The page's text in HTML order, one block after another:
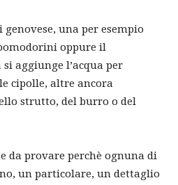
una per esempio
oppure il
aggiunge l’acqua per
cipolle, altre ancora
strutto, del burro o del
da provare perchè ognuna di
un particolare, un dettaglio